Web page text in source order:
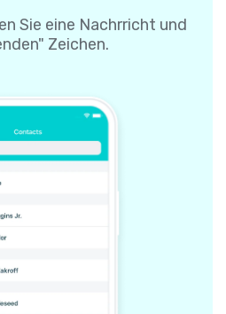
Sie eine Nachrricht und
Zeichen.